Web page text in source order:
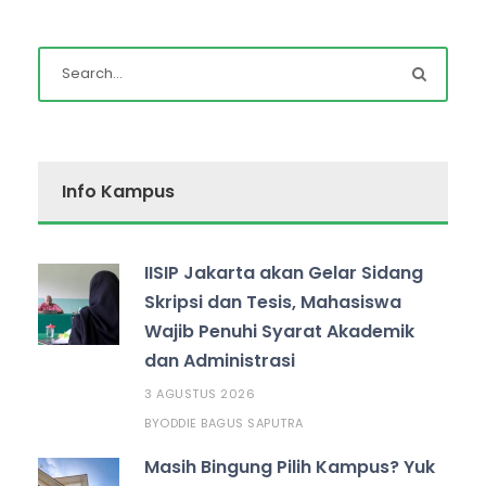
Info Kampus
IISIP Jakarta akan Gelar Sidang
Skripsi dan Tesis, Mahasiswa
Wajib Penuhi Syarat Akademik
dan Administrasi
3 AGUSTUS 2026
BYODDIE BAGUS SAPUTRA
Masih Bingung Pilih Kampus? Yuk